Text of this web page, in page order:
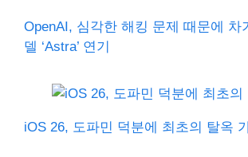
OpenAI, 심각한 해킹 문제 때문에 차
델 ‘Astra’ 연기
iOS 26, 도파민 덕분에 최초의 탈옥